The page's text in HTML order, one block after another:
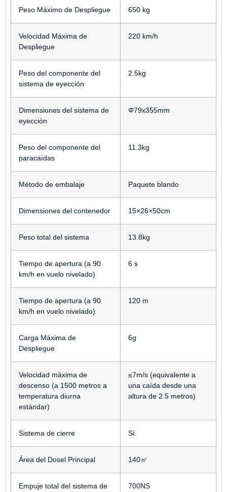
Peso Máximo de Despliegue 650 kg
Velocidad Máxima de
Despliegue
220 km/h
Peso del componente del
sistema de eyección
2.5kg
Dimensiones del sistema de
eyección
Φ79x355mm
Peso del componente del
paracaídas
11.3kg
Método de embalaje Paquete blando
Dimensiones del contenedor 15×26×50cm
Peso total del sistema 13.8kg
Tiempo de apertura (a 90
km/h en vuelo nivelado)
6 s
Tiempo de apertura (a 90
km/h en vuelo nivelado)
120 m
Carga Máxima de
Despliegue
6g
Velocidad máxima de
descenso (a 1500 metros a
temperatura diurna
estándar)
≤7m/s (equivalente a
una caída desde una
altura de 2.5 metros)
Sistema de cierre Sí
Área del Dosel Principal 140㎡
Empuje total del sistema de 700NS